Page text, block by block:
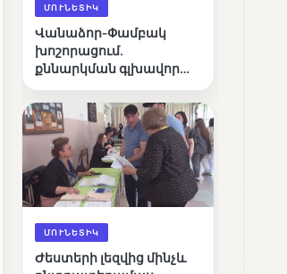
ՄՈՒՆԵՏԻԿ
Վանաձոր-Փամբակ
խոշորացում.
քննարկման գլխավոր
կառավարո՞ւմ, թե՞
քաղաքական նպատակ
ՄՈՒՆԵՏԻԿ
Ժեստերի լեզվից մինչև